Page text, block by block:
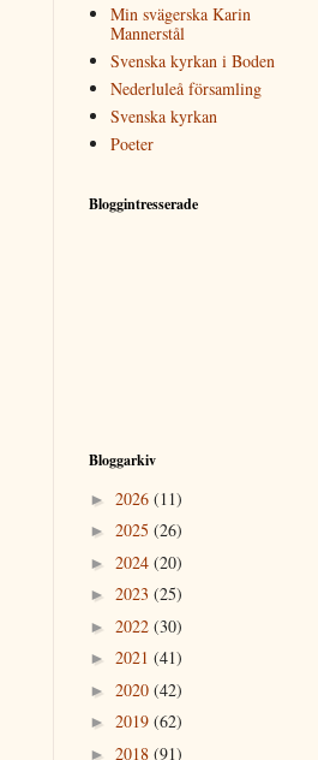
Min svägerska Karin
Mannerstål
Svenska kyrkan i Boden
Nederluleå församling
Svenska kyrkan
Poeter
Bloggintresserade
Bloggarkiv
► 2026 (11)
► 2025 (26)
► 2024 (20)
► 2023 (25)
► 2022 (30)
► 2021 (41)
► 2020 (42)
► 2019 (62)
► 2018 (91)